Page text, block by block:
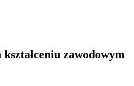
kształceniu zawodowym